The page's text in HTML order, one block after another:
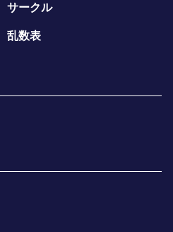
サークル
乱数表